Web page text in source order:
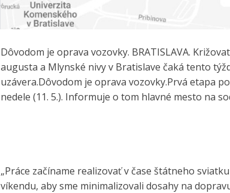
Dôvodom je oprava vozovky. BRATISLAVA.
augusta a Mlynské nivy v Bratislave čaká tento
uzávera.Dôvodom je oprava vozovky.Prvá etapa
nedele (11. 5.). Informuje o tom hlavné mesto na
„Práce začíname realizovať v čase štátneho
víkendu, aby sme minimalizovali dosahy na